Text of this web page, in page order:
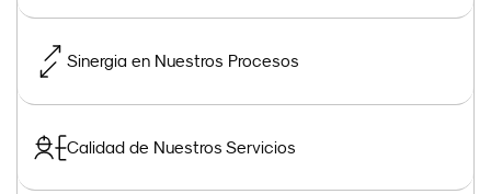
Sinergia en Nuestros Procesos
Calidad de Nuestros Servicios